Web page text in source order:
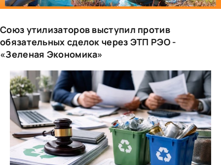
Союз утилизаторов выступил против
обязательных сделок через ЭТП РЭО -
«Зеленая Экономика»